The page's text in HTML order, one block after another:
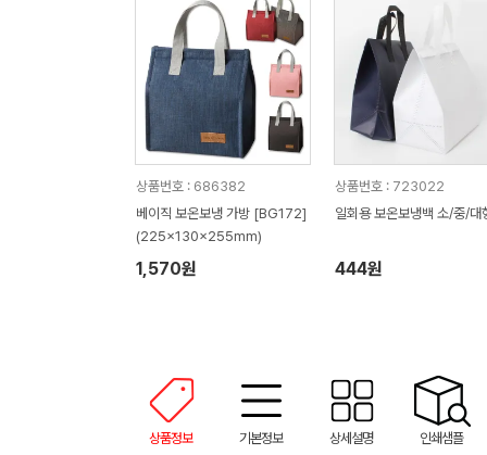
상품번호 : 686382
베이직 보온보냉 가방 [BG172]
(225x130x255mm)
1,570원
상품번호 : 723022
일회용 보온보냉백 소/중/대
444원
상품정보 기본정보 상세설명 인쇄샘플